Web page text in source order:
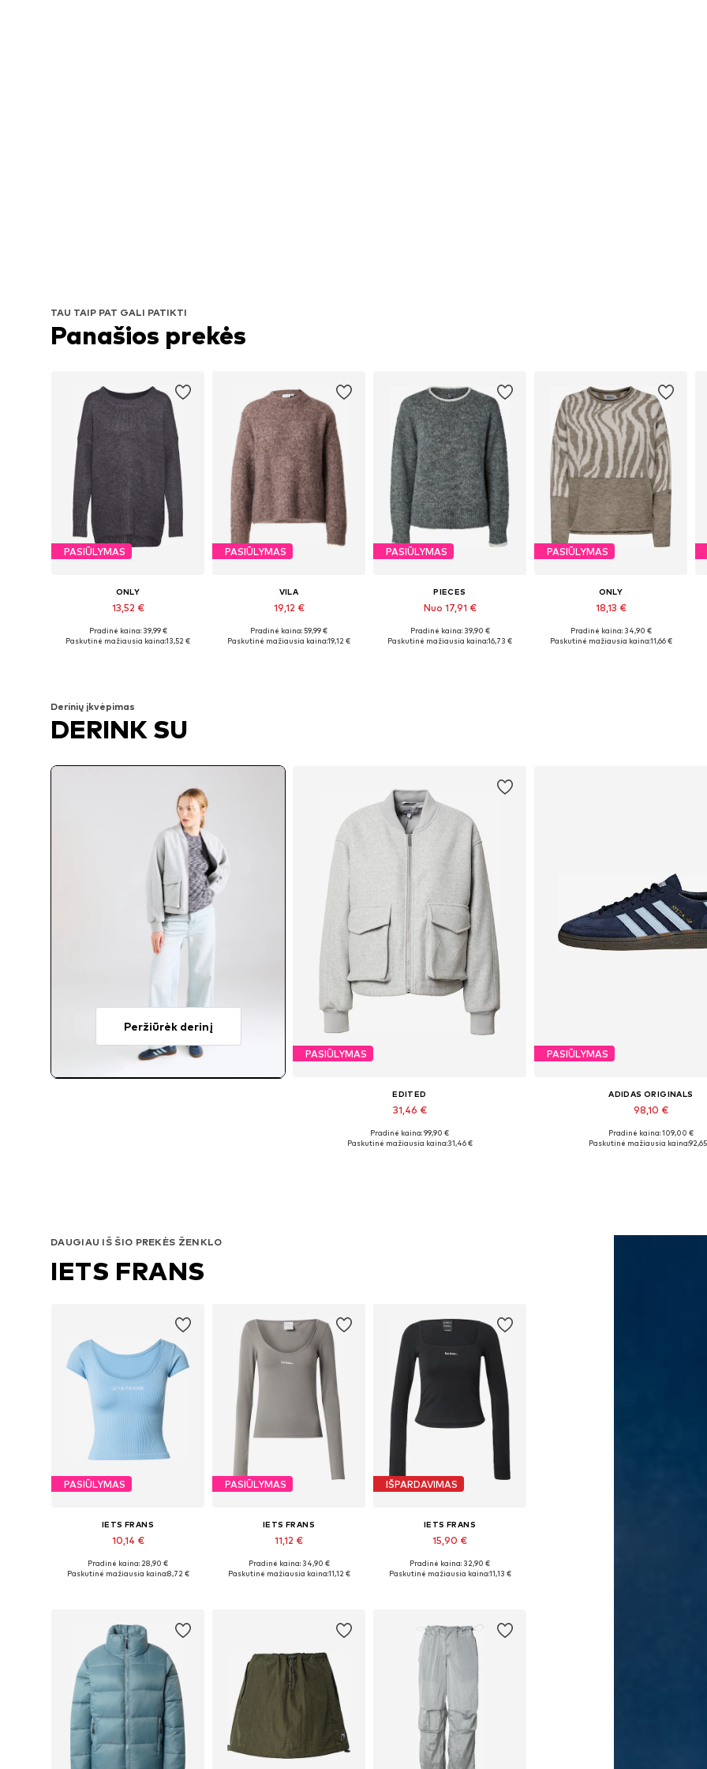
TAU TAIP PAT GALI PATIKTI
Panašios prekės
PASIŪLYMAS
ONLY
13,52 €
Galimi dydžiai: XS, S, M
Pradinė kaina: 39,99 €
Paskutinė mažiausia kaina:13,52 €
PASIŪLYMAS
VILA
19,12 €
Galimi dydžiai: M, L, XL
Pradinė kaina: 59,99 €
Paskutinė mažiausia kaina:19,12 €
PASIŪLYMAS
PIECES
Nuo 17,91 €
Galimi dydžiai: XS, M, L, XL, XXL
Pradinė kaina: 39,90 €
Paskutinė mažiausia kaina:16,73 €
PASIŪLYMAS
ONLY
18,13 €
Galimi dydžiai: XS, S, M, L, XL
Pradinė kaina: 34,90 €
Paskutinė mažiausia kaina:11,66 €
Derinių įkvėpimas
DERINK SU
Peržiūrėk derinį
PASIŪLYMAS
EDITED
31,46 €
Galimi dydžiai: M, L, XL
Pradinė kaina: 99,90 €
Paskutinė mažiausia kaina:31,46 €
PASIŪLYMAS
ADIDAS ORIGINALS
98,10 €
Yra daugybė dydžių
Pradinė kaina: 109,00 €
Paskutinė mažiausia kaina:
DAUGIAU IŠ ŠIO PREKĖS ŽENKLO
IETS FRANS
PASIŪLYMAS
IETS FRANS
10,14 €
Galimi dydžiai: M, L
Pradinė kaina: 28,90 €
Paskutinė mažiausia kaina:8,72 €
PASIŪLYMAS
IETS FRANS
11,12 €
Galimi dydžiai: S, M
Pradinė kaina: 34,90 €
Paskutinė mažiausia kaina:11,12 €
IŠPARDAVIMAS
IETS FRANS
15,90 €
Galimi dydžiai: S
Pradinė kaina: 32,90 €
Paskutinė mažiausia kaina:11,13 €